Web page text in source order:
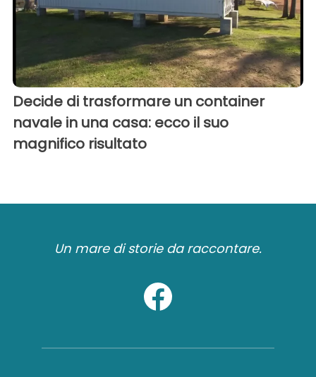
Decide di trasformare un container
navale in una casa: ecco il suo
magnifico risultato
Un mare di storie da raccontare.